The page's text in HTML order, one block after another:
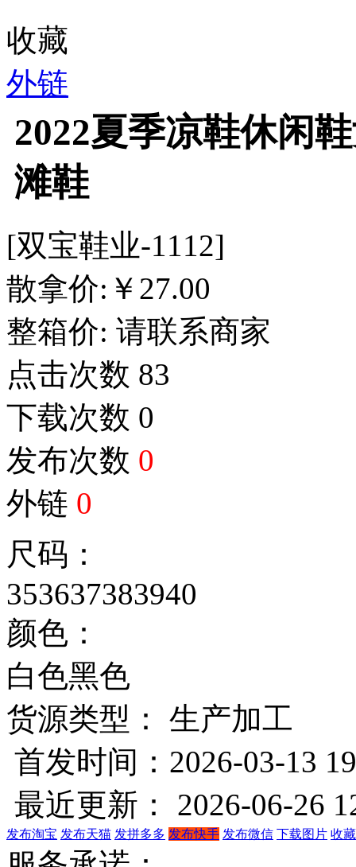
收藏
外链
2022夏季凉鞋休闲
滩鞋
[双宝鞋业-1112]
散拿价: ￥ 27.00
整箱价: 请联系商家
点击次数 83
下载次数 0
发布次数 0
外链 0
尺码：
353637383940
颜色：
白色黑色
货源类型： 生产加工
首发时间：2026-03-13
最近更新： 2026-06-26
发布淘宝 发布天猫 发拼多多 发布快手 发布微信 下载图片 收